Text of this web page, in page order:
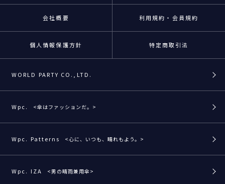
会社概要 利用規約・会員規約
個人情報保護方針 特定商取引法
WORLD PARTY CO.,LTD.
Wpc. <傘はファッションだ。>
Wpc. Patterns <心に、いつも、晴れもよう。>
Wpc. IZA <男の晴雨兼用傘>